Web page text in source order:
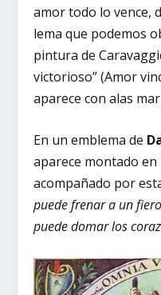
amor todo lo vence,
lema que podemos
pintura de
victorioso” (Amor
aparece con alas
En un emblema de
aparece montado
acompañado por
puede frenar a un
puede domar los